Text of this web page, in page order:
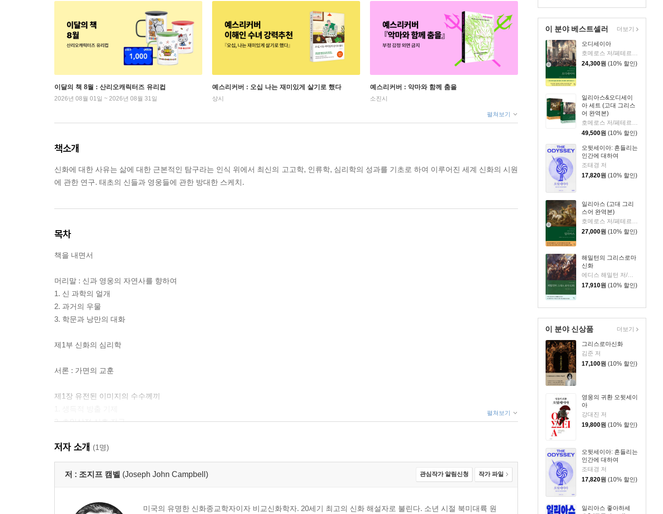
이 분야 베스트셀러
오디세이아
호메로스 저/페테르 파울 루벤스 그림/박문재 역
24,300원 (10% 할인)
일리아스&오디세이
아 세트 (고대 그리스
어 완역본)
호메로스 저/페테르 파울 루벤스 그림/박문재 역
49,500원 (10% 할인)
오뒷세이아: 흔들리는
인간에 대하여
조태경 저
17,820원 (10% 할인)
일리아스 (고대 그리
스어 완역본)
호메로스 저/페테르 파울 루벤스 그림/박문재 역
27,000원 (10% 할인)
해밀턴의 그리스로마
신화
에디스 해밀턴 저/서미석 역
17,910원 (10% 할인)
더보기
이 분야 신상품
그리스로마신화
김준 저
17,100원 (10% 할인)
영웅의 귀환 오뒷세이
아
강대진 저
19,800원 (10% 할인)
오뒷세이아: 흔들리는
인간에 대하여
조태경 저
17,820원 (10% 할인)
일리아스 좋아하세
더보기
이달의 책 8월 : 산리오캐릭터즈 유리컵
2026년 08월 01일 ~ 2026년 08월 31일
예스리커버 : 오십 나는 재미있게 살기로 했다
상시
예스리커버 : 악마와 함께 춤을
소진시
펼쳐보기
책소개
신화에 대한 사유는 삶에 대한 근본적인 탐구라는 인식 위에서 최신의 고고학, 인류학, 심리학의 성과를 기초로 하여 이루어진 세계 신화의 시원
에 관한 연구. 태초의 신들과 영웅들에 관한 방대한 스케치.
목차
책을 내면서
머리말 : 신과 영웅의 자연사를 향하여
1. 신 과학의 얼개
2. 과거의 우물
3. 학문과 낭만의 대화
제1부 신화의 심리학
서론 : 가면의 교훈
제1장 유전된 이미지의 수수께끼
2. 초일상적 신호 자극
제2장 경험의 각인
1. 고통과 환희
2. 지상에서의 삶을 구조화하는 힘
5. 각 지역의 감정 체계
펼쳐보기
저자 소개 (1명)
저 : 조지프 캠벨 (Joseph John Campbell) 관심작가 알림신청 작가 파일
미국의 유명한 신화종교학자이자 비교신화학자. 20세기 최고의 신화 해설자로 불린다. 소년 시절 북미대륙 원